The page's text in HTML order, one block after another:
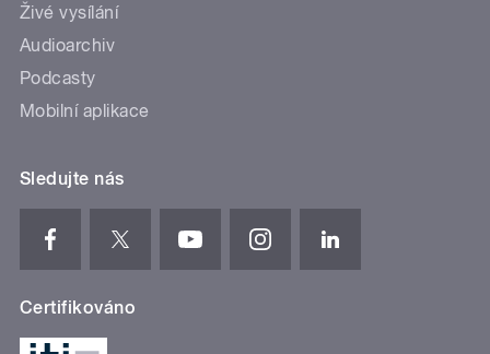
Živé vysílání
Audioarchiv
Podcasty
Mobilní aplikace
Sledujte nás
Certifikováno